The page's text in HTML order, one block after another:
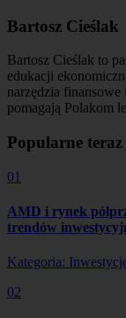
Bartosz Cieślak
Bartosz Cieślak to
edukacji
narzędzia
pomagają Polakom
Popularne teraz
01
AMD i rynek
trendów
Kategoria:
02